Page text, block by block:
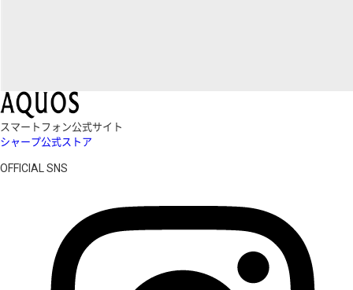
スマートフォン公式サイト
シャープ公式ストア
OFFICIAL SNS